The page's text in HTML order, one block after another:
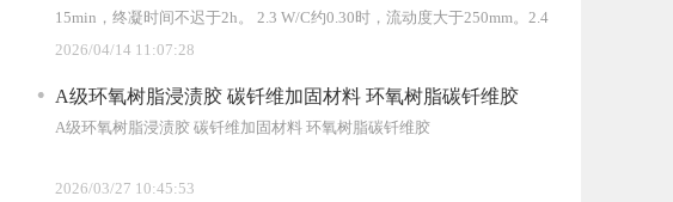
15min，终凝时间不迟于2h。 2.3 W/C约0.30时，流动度大于250mm。2.4
在25?C时，6h
2026/04/14 11:07:28
A级环氧树脂浸渍胶 碳钎维加固材料 环氧树脂碳钎维胶
A级环氧树脂浸渍胶 碳钎维加固材料 环氧树脂碳钎维胶
2026/03/27 10:45:53